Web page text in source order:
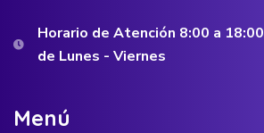
Horario de Atención 8:00 a 18:00
de Lunes - Viernes
Menú